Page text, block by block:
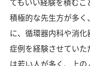
積極的な先生方が多
に、循環器内科や消
症例を経験させてい
は若い人が多く、上